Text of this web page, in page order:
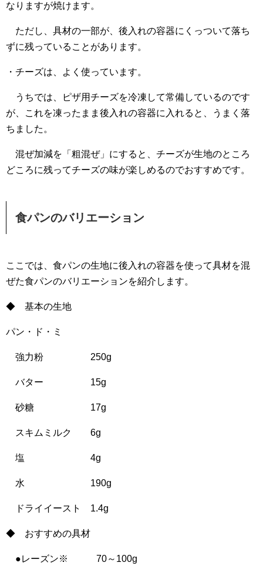
なりますが焼けます。
ただし、具材の一部が、後入れの容器にくっついて落ち
ずに残っていることがあります。
・チーズは、よく使っています。
うちでは、ピザ用チーズを冷凍して常備しているのです
が、これを凍ったまま後入れの容器に入れると、うまく落
ちました。
混ぜ加減を「粗混ぜ」にすると、チーズが生地のところ
どころに残ってチーズの味が楽しめるのでおすすめです。
食パンのバリエーション
ここでは、食パンの生地に後入れの容器を使って具材を混
ぜた食パンのバリエーションを紹介します。
◆ 基本の生地
パン・ド・ミ
強力粉 250g
バター 15g
砂糖 17g
スキムミルク 6g
塩 4g
水 190g
ドライイースト 1.4g
◆ おすすめの具材
●レーズン※ 70～100g